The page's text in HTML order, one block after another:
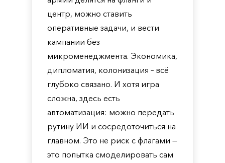
центр, можно ставить
оперативные задачи, и вести
кампании без
микроменеджмента. Экономика,
дипломатия, колонизация – всё
глубоко связано. И хотя игра
сложна, здесь есть
автоматизация: можно передать
рутину ИИ и сосредоточиться на
главном. Это не риск с флагами —
это попытка смоделировать сам